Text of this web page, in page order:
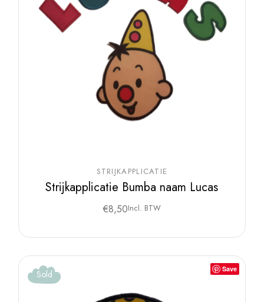
STRIJKAPPLICATIE
Strijkapplicatie Bumba naam Lucas
€8,50Incl. BTW
Save
Sold